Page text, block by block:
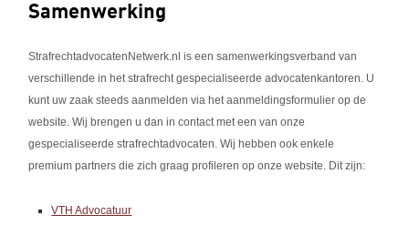
Samenwerking
StrafrechtadvocatenNetwerk.nl is een samenwerkingsverband van
verschillende in het strafrecht gespecialiseerde advocatenkantoren. U
kunt uw zaak steeds aanmelden via het aanmeldingsformulier op de
website. Wij brengen u dan in contact met een van onze
gespecialiseerde strafrechtadvocaten. Wij hebben ook enkele
premium partners die zich graag profileren op onze website. Dit zijn:
VTH Advocatuur